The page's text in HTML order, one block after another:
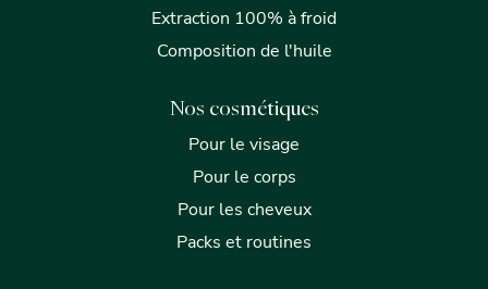
Extraction 100% à froid
Composition de l'huile
Nos cosmétiques
Pour le visage
Pour le corps
Pour les cheveux
Packs et routines